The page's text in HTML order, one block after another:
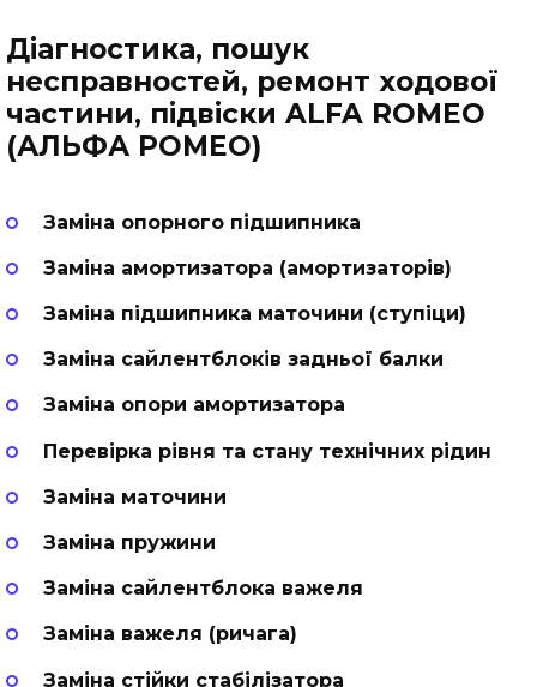
Діагностика, пошук
несправностей, ремонт ходової
частини, підвіски ALFA ROMEO
(АЛЬФА РОМЕО)
Заміна опорного підшипника
Заміна амортизатора (амортизаторів)
Заміна підшипника маточини (ступіци)
Заміна сайлентблоків задньої балки
Заміна опори амортизатора
Перевірка рівня та стану технічних рідин
Заміна маточини
Заміна пружини
Заміна сайлентблока важеля
Заміна важеля (ричага)
Заміна стійки стабілізатора